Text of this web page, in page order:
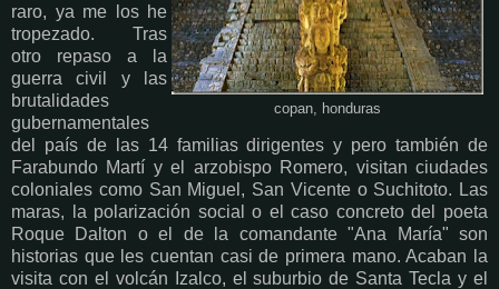
copan, honduras
raro, ya me los he
tropezado. Tras
otro repaso a la
guerra civil y las
brutalidades
gubernamentales
del país de las 14 familias dirigentes y pero también de
Farabundo Martí y el arzobispo Romero, visitan ciudades
coloniales como San Miguel, San Vicente o Suchitoto. Las
maras, la polarización social o el caso concreto del poeta
Roque Dalton o el de la comandante "Ana María" son
historias que les cuentan casi de primera mano. Acaban la
visita con el volcán Izalco, el suburbio de Santa Tecla y el